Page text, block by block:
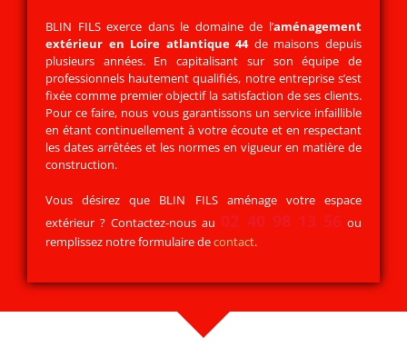
BLIN FILS exerce dans le domaine de l’aménagement
extérieur en Loire atlantique 44de maisons depuis
plusieurs années. En capitalisant sur son équipe de
professionnels hautement qualifiés, notre entreprise s’est
fixée comme premier objectif la satisfaction de ses clients.
Pour ce faire, nous vous garantissons un service infaillible
en étant continuellement à votre écoute et en respectant
les dates arrêtées et les normes en vigueur en matière de
construction.
Vous désirez que BLIN FILS aménage votre espace
extérieur ? Contactez-nous au 02 40 98 13 56 ou
remplissez notre formulaire decontact.